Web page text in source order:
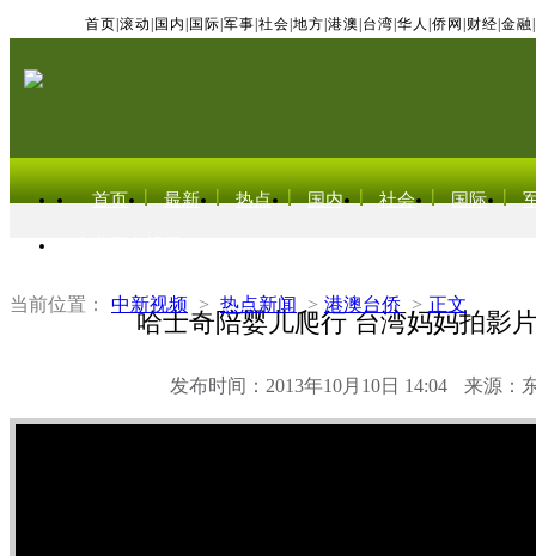
首页 滚动 国内 国际 军事 社会 地方 港澳 台湾 华人 侨网 财经 金融
首页 最新 热点 国内 社会 国际
当前位置： 中新视频 > 热点新闻 > 港澳台侨 > 正文
哈士奇陪婴儿爬行 台湾妈妈拍影
发布时间：2013年10月10日 14:04 来源：